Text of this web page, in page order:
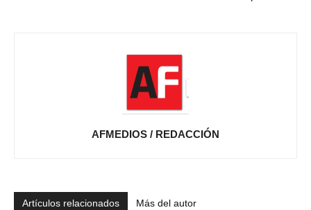
AFMEDIOS / REDACCIÓN
Artículos relacionados Más del autor